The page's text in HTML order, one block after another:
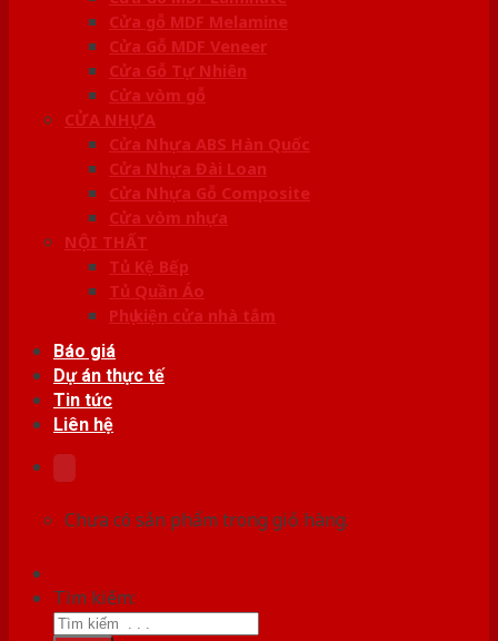
Cửa gỗ MDF Melamine
Cửa Gỗ MDF Veneer
Cửa Gỗ Tự Nhiên
Cửa vòm gỗ
CỬA NHỰA
Cửa Nhựa ABS Hàn Quốc
Cửa Nhựa Đài Loan
Cửa Nhựa Gỗ Composite
Cửa vòm nhựa
NỘI THẤT
Tủ Kệ Bếp
Tủ Quần Áo
Phụ kiện cửa nhà tắm
Báo giá
Dự án thực tế
Tin tức
Liên hệ
Chưa có sản phẩm trong giỏ hàng.
Tìm kiếm: